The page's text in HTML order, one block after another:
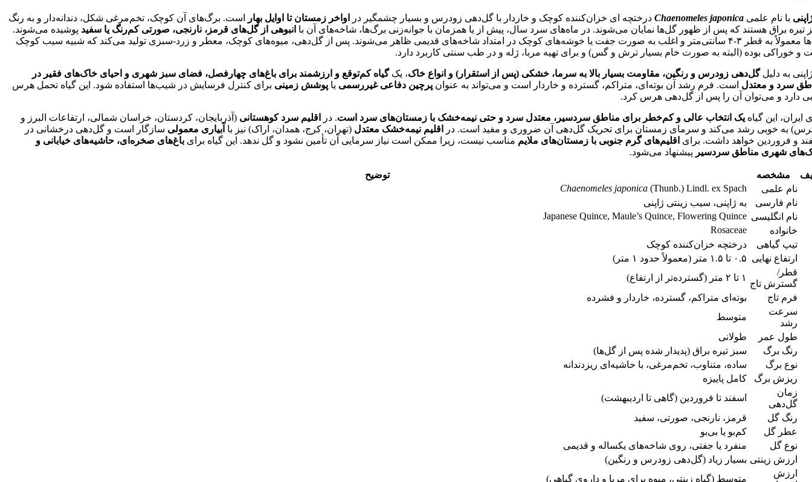
با نام علمیChaenomeles japonica درختچه ای خزان‌کننده کوچک و خاردار با گل‌دهی زودرس و بسیار چشمگیر در اواخر زمستان تا اوایل بهار
است. برگ‌های آن کوچک، تخم‌مرغی شکل، دندانه‌دار و به رنگ
تیره براق هستند که پس از ظهور گل‌ها نمایان می‌شوند. در ماه‌های سرد سال، پیش از یا همزمان با جوانه‌زنی برگ‌ها، شاخه‌های آن با انبوهی از گل‌های قرمز، نارنجی، صورتی کم‌رنگ یا سفید پوشیده می‌شوند.
گل‌ها معمولاً به قطر ۳-۴ سانتی‌متر و اغلب به صورت جفت یا خوشه‌های کوچک در امتداد شاخه‌های قدیمی ظاهر می‌شوند. پس از گل‌دهی، میوه‌های کوچک، معطر و زرد-سبزی تولید می‌کند که شبیه سیب کوچک
و خوراکی بوده (البته به صورت خام بسیار ترش و گس) و برای تهیه مربا، ژله و در طب سنتی کاربرد دارد.
به دلیلگل‌دهی زودرس و رنگین، مقاومت بسیار بالا به سرما، خشکی (پس از استقرار) و انواع خاک، یکگیاه کم‌توقع و ارزشمند برای باغ‌های چهارفصل، فضای سبز شهری و احیای خاک‌های فقیر در
سرد و معتدل است. فرم رشد آن بوته‌ای، متراکم، گسترده و خاردار است و می‌تواند به عنوانپرچین دفاعی غیررسمی یاپوشش زمینی برای کنترل فرسایش در شیب‌ها استفاده شود. این گیاه تحمل هرس
دارد و می‌توان آن را پس از گل‌دهی هرس کرد.
ایران، این گیاهیک انتخاب عالی و کم‌خطر برای مناطق سردسیر، معتدل سرد و حتی نیمه‌خشک با زمستان‌های سرد است. در اقلیم سرد کوهستانی (آذربایجان، کردستان، خراسان شمالی، ارتفاعات البرز و
به خوبی رشد می‌کند و سرمای زمستان برای تحریک گل‌دهی آن ضروری و مفید است. در
اقلیم نیمه‌خشک معتدل (تهران، کرج، همدان، اراک) نیز با آبیاری معمولی سازگار است و گل‌دهی درخشانی در
و فروردین خواهد داشت. برای اقلیم‌های گرم جنوبی با زمستان‌های ملایم مناسب نیست، زیرا ممکن است نیاز سرمایی آن تأمین نشود و گل ندهد. این گیاه برایباغ‌های صخره‌ای، حاشیه‌های خیابانی و
شهری مناطق سردسیر پیشنهاد می‌شود.
مشخصه
توضیح
نام علمی
Chaenomeles japonica(Thunb.) Lindl. ex Spach
نام فارسی
به ژاپنی، سیب زینتی ژاپنی
نام انگلیسی Japanese Quince, Maule’s Quince, Flowering Quince
خانواده
Rosaceae
تیپ گیاهی
درختچه خزان‌کننده کوچک
ارتفاع نهایی ۰.۵ تا ۱.۵ متر (معمولاً حدود ۱ متر)
قطر/
گسترش تاج
۱ تا ۲ متر (گسترده‌تر از ارتفاع)
فرم تاج
بوته‌ای متراکم، گسترده، خاردار و فشرده
سرعت
رشد
متوسط
طول عمر
طولانی
رنگ برگ
سبز تیره براق (پدیدار شده پس از گل‌ها)
نوع برگ
ساده، متناوب، تخم‌مرغی، با حاشیه‌ای ریزدندانه
ریزش برگ
کامل پاییزه
زمان
گل‌دهی
اسفند تا فروردین (گاهی تا اردیبهشت)
رنگ گل
قرمز، نارنجی، صورتی، سفید
عطر گل
کم‌بو یا بی‌بو
نوع گل
منفرد یا جفتی، روی شاخه‌های یکساله و قدیمی
ارزش زینتی بسیار زیاد (گل‌دهی زودرس و رنگین)
ارزش
متوسط (گیاه زینتی، میوه برای مربا و داروی گیاهی)